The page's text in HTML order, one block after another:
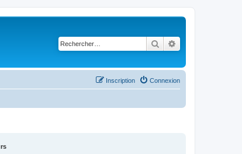
Rechercher
Connexion
Inscription